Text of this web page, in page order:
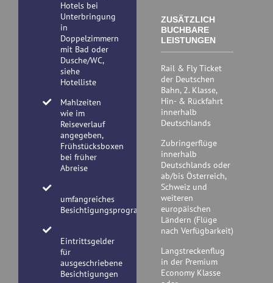
Hotels bei
Unterbringung
in
Doppelzimmern
mit Bad oder
Dusche/WC,
siehe
Hotelliste
Mahlzeiten
wie im
Reiseverlauf
angegeben,
Frühstücksboxen
bei früher
Abreise
umfangreiches
Besichtigungsprogramm
Eintrittsgelder
für
ausgeschriebene
Besichtigungen
ZUSÄTZLICH
BUCHBARE
LEISTUNGEN
Rail & Fly Ticket
der Deutschen
Bahn, 2. Klasse,
Hin- & Rückfahrt
innerhalb
Deutschlands
Zubringerflüge
innerhalb
Deutschlands oder
ab/bis Österreich,
Schweiz und
weiteren
europäischen
Ländern (Flüge
nach Verfügbarkeit)
Langstreckenflug
in der Premium
Economy Klasse